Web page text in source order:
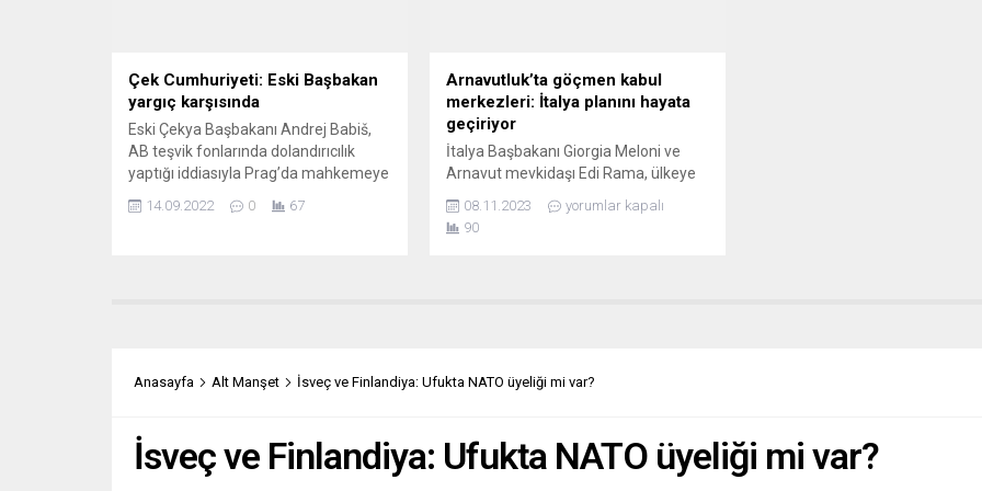
Çek Cumhuriyeti: Eski Başbakan
yargıç karşısında
Eski Çekya Başbakanı Andrej Babiš,
AB teşvik fonlarında dolandırıcılık
yaptığı iddiasıyla Prag’da mahkemeye
yılında bir sağlık tesisi için yaklaşık iki
14.09.2022 0 67
Arnavutluk’ta göçmen kabul
merkezleri: İtalya planını hayata
geçiriyor
İtalya Başbakanı Giorgia Meloni ve
Arnavut mevkidaşı Edi Rama, ülkeye
amacıyla bir anlaşma imzaladı. Bu
anlaşma çerçevesinde Arnavutluk’ta,
08.11.2023
yorumlar kapalı
90
Anasayfa Alt Manşet İsveç ve Finlandiya: Ufukta NATO üyeliği mi var?
İsveç ve Finlandiya: Ufukta NATO üyeliği mi var?